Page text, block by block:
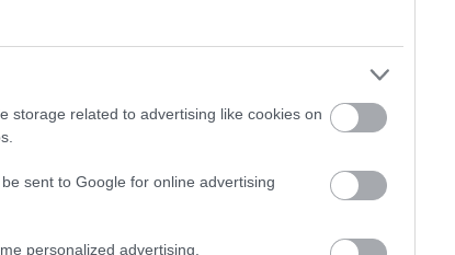
storage related to advertising like cookies on
sent to Google for online advertising
personalized advertising.
felkészülten nézhetnek szembe
kompatibilitást a legújabb AI-
legérzékenyebb adatok felett,
vagy rosszindulatú szereplők
szánt nyílt forráskódú megoldások terén.